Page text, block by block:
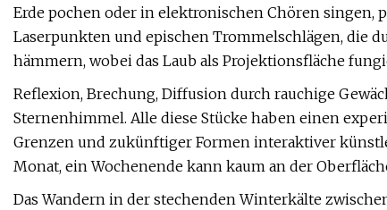
Erde pochen oder in elektronischen Chören singen,
Laserpunkten und epischen Trommelschlägen, die
hämmern, wobei das Laub als Projektionsfläche
Reflexion, Brechung, Diffusion durch rauchige
Sternenhimmel. Alle diese Stücke haben einen
Grenzen und zukünftiger Formen interaktiver
Monat, ein Wochenende kann kaum an der
Das Wandern in der stechenden Winterkälte